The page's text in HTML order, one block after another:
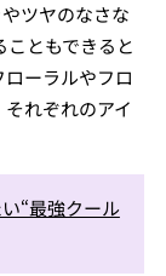
ツヤのなさな
ともできると
ーラルやフロ
れぞれのアイ
“最強クール